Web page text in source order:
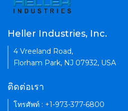
Heller Industries, Inc.
4 Vreeland Road,
Florham Park, NJ 07932, USA
ติดต่อเรา
โทรศัพท์ : +1-973-377-6800